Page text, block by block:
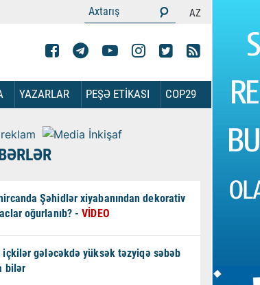
AZ
YAZARLAR PEŞƏ ETİKASI COP29
Şəhidlər xiyabanından dekorativ
oğurlanıb? -VİDEO
içkilər gələcəkdə yüksək təzyiqə səbəb
bilər